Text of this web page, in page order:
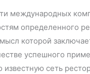
международных
определенного
которой
успешного
сеть